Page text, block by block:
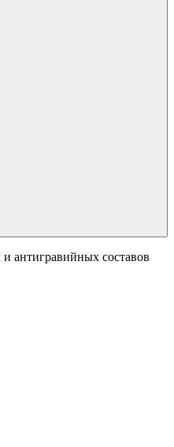
антигравийных составов